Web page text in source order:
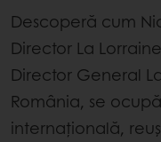
Descoperă cum
Director La
Director General
România, se
internațională,